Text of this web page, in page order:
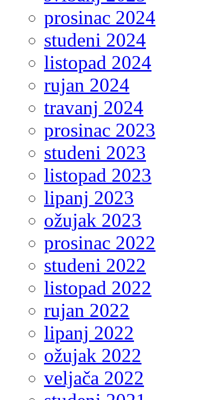
prosinac 2024
studeni 2024
listopad 2024
rujan 2024
travanj 2024
prosinac 2023
studeni 2023
listopad 2023
lipanj 2023
ožujak 2023
prosinac 2022
studeni 2022
listopad 2022
rujan 2022
lipanj 2022
ožujak 2022
veljača 2022